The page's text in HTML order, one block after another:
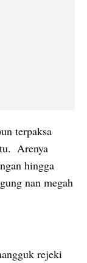
terpaksa
Arenya
hingga
nan megah
rejeki